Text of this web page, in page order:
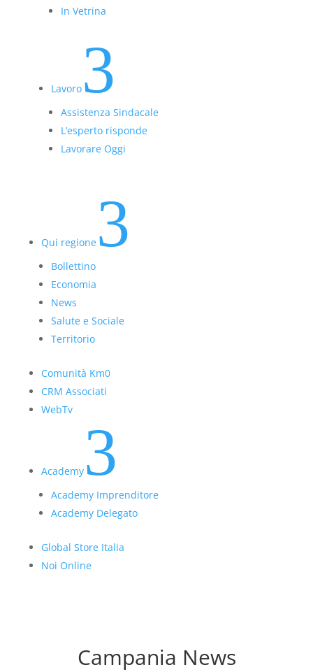
In Vetrina
Lavoro3
Assistenza Sindacale
L’esperto risponde
Lavorare Oggi
Qui regione3
Bollettino
Economia
News
Salute e Sociale
Territorio
Comunità Km0
CRM Associati
WebTv
Academy3
Academy Imprenditore
Academy Delegato
Global Store Italia
Noi Online
Campania News